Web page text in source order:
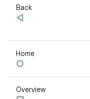
Back
Home
Overview